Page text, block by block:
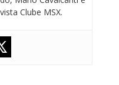
Clube MSX.